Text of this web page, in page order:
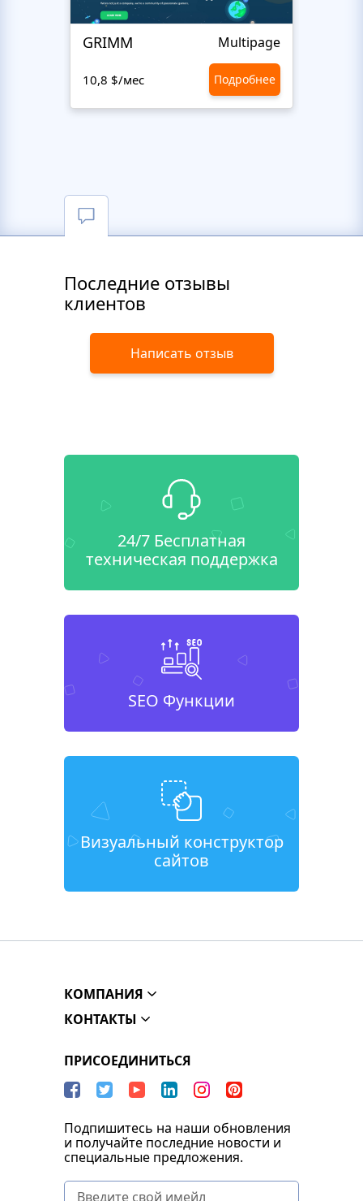
GRIMM Multipage
10,8 $/мес Подробнее
Последние отзывы
клиентов
Написать отзыв
24/7 Бесплатная
техническая поддержка
SEO Функции
Визуальный конструктор
сайтов
КОМПАНИЯ
КОНТАКТЫ
ПРИСОЕДИНИТЬСЯ
Подпишитесь на наши обновления
и получайте последние новости и
специальные предложения.